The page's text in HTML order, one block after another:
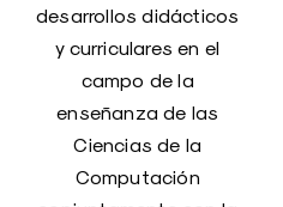
desarrollos didácticos
y curriculares en el
campo de la
enseñanza de las
Ciencias de la
Computación